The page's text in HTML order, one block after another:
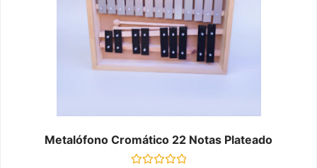
Metalófono Cromático 22 Notas Plateado